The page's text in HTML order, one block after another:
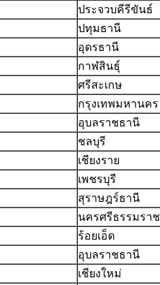
ประจวบคีรีขันธ์
ปทุมธานี
อุดรธานี
กาฬสินธุ์
ศรีสะเกษ
กรุงเทพมหานคร
อุบลราชธานี
ชลบุรี
เชียงราย
เพชรบุรี
สุราษฎร์ธานี
นครศรีธรรมราช
ร้อยเอ็ด
อุบลราชธานี
เชียงใหม่